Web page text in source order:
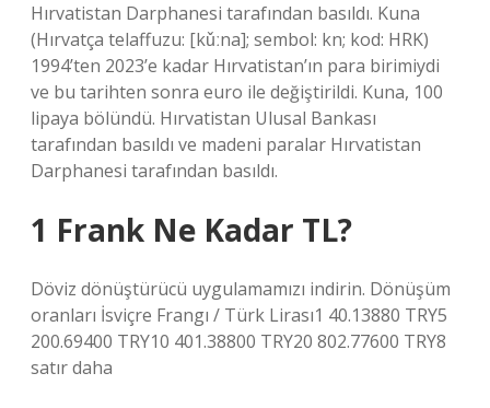
Hırvatistan Darphanesi tarafından basıldı. Kuna
(Hırvatça telaffuzu: [kǔːna]; sembol: kn; kod: HRK)
1994’ten 2023’e kadar Hırvatistan’ın para birimiydi
ve bu tarihten sonra euro ile değiştirildi. Kuna, 100
lipaya bölündü. Hırvatistan Ulusal Bankası
tarafından basıldı ve madeni paralar Hırvatistan
Darphanesi tarafından basıldı.
1 Frank Ne Kadar TL?
Döviz dönüştürücü uygulamamızı indirin. Dönüşüm
oranları İsviçre Frangı / Türk Lirası1 40.13880 TRY5
200.69400 TRY10 401.38800 TRY20 802.77600 TRY8
satır daha